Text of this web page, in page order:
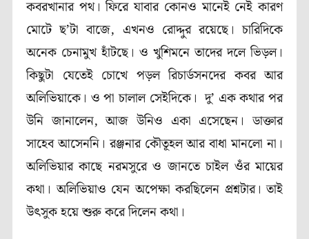
কবরখানার পথ। ফিরে যাবার কোনও মানেই নেই কারণ
মোটে ছ’টা বাজে, এখনও রোদ্দুর রয়েছে। চারিদিকে
অনেক চেনামুখ হাঁটছে। ও খুশিমনে তাদের দলে ভিড়ল।
কিছুটা যেতেই চোখে পড়ল রিচার্ডসনদের কবর আর
অলিভিয়াকে। ও পা চালাল সেইদিকে। দু’ এক কথার পর
উনি জানালেন, আজ উনিও একা এসেছেন। ডাক্তার
সাহেব আসেননি। রঞ্জনার কৌতূহল আর বাধা মানলো না।
অলিভিয়ার কাছে নরমসুরে ও জানতে চাইল ওঁর মায়ের
কথা। অলিভিয়াও যেন অপেক্ষা করছিলেন প্রশ্নটার। তাই
উৎসুক হয়ে শুরু করে দিলেন কথা।